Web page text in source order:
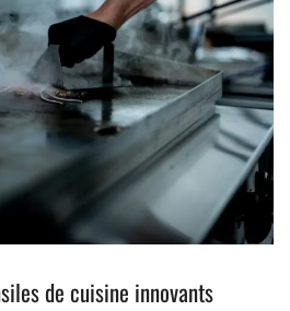
de cuisine innovants